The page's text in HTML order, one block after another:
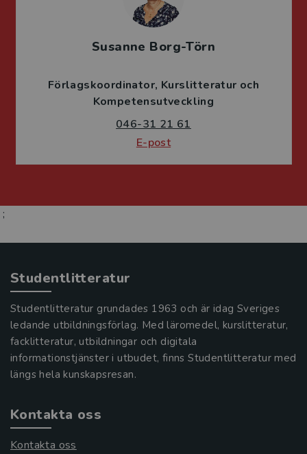
Susanne Borg-Törn
Förlagskoordinator Kurslitteratur och
Kompetensutveckling
046-31 21 61
E-post
;
Studentlitteratur
Studentlitteratur grundades 1963 och är idag Sveriges
ledande utbildningsförlag. Med läromedel, kurslitteratur,
facklitteratur, utbildningar och digitala
informationstjänster i utbudet, finns Studentlitteratur med
längs hela kunskapsresan.
Kontakta oss
Kontakta oss